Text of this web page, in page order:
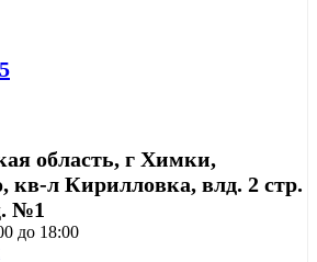
область, г Химки,
кв-л Кирилловка, влд. 2 стр.
№1
до 18:00